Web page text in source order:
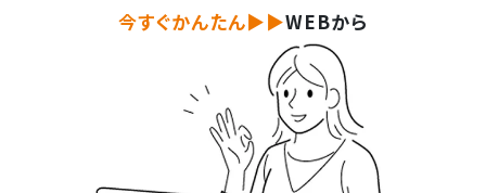
今すぐかんたん▶▶WEBから